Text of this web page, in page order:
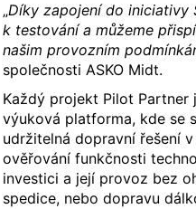
„Díky zapojení do iniciativy
k testování a můžeme
našim provozním
společnosti ASKO Midt.
Každý projekt Pilot Partner
výuková platforma, kde se
udržitelná dopravní řešení
ověřování funkčnosti
investici a její provoz bez
spedice, nebo dopravu